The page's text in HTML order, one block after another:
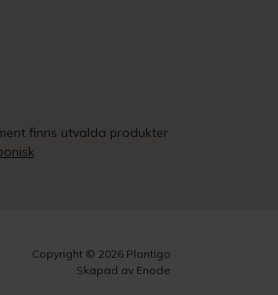
finns utvalda produkter
Copyright © 2026 Plantigo
Skapad av Enode